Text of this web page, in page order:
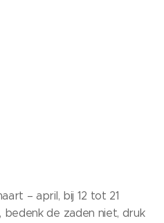
– april, bij 12 tot 21
bedenk de zaden niet, druk